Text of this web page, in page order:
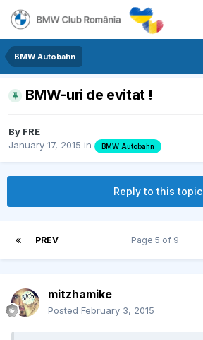
BMW Autobahn
BMW-uri de evitat !
By FRE
January 17, 2015 in BMW Autobahn
Reply to this topic
PREV Page 5 of 9
mitzhamike
Posted February 3, 2015